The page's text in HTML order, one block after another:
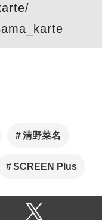
清野菜名
SCREEN Plus